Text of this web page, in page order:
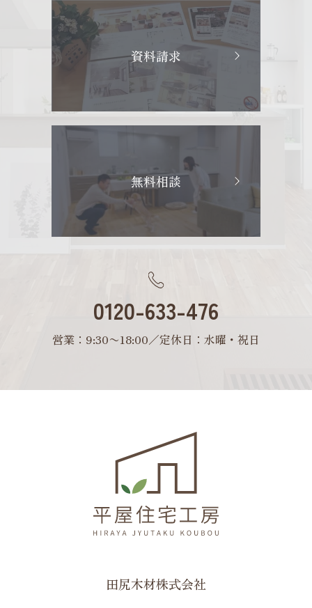
資料請求
無料相談
0120-633-476
営業：9:30〜18:00／定休日：水曜・祝日
田尻木材株式会社